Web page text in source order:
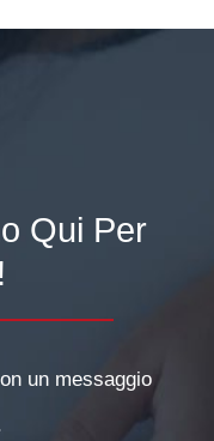
Qui Per
un messaggio